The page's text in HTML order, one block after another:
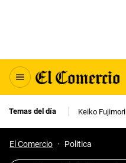
Temas del día Keiko Fujimori
El Comercio · Politica